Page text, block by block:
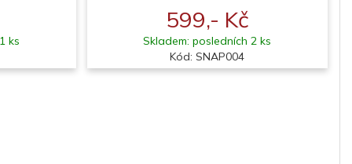
ks
599,- Kč
Skladem: posledních 2 ks
Kód: SNAP004